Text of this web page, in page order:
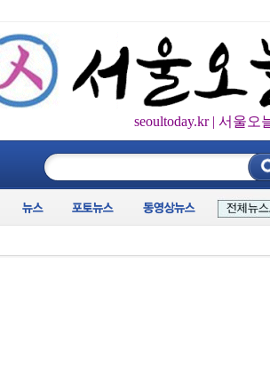
seoultoday.kr | 서울오